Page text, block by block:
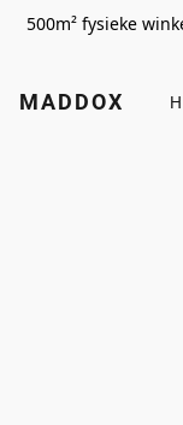
500m² fysieke
MADDOX